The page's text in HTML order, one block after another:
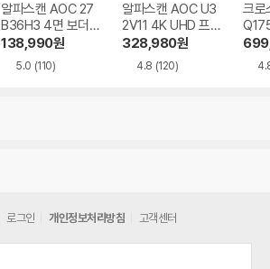
알파스캔 AOC 27
B36H3 4면 보더리
스 IPS 120 시력보
호 무결점
138,990원
5.0 (110)
알파스캔 AOC U3
2V11 4K UHD 프리
싱크 HDR 시력보호
무결점
328,980원
4.8 (120)
크로
Ai
로그인 개인정보처리방침 고객센터